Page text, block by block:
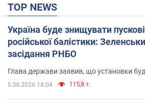
TOP NEWS
Україна буде знищувати
російської балістики:
засідання РНБО
Глава держави заявив, що установки
5.08.2026 18:04 115,8 т.